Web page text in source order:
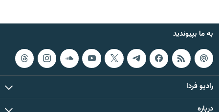
به ما بپیوندید
رادیو فردا
درباره